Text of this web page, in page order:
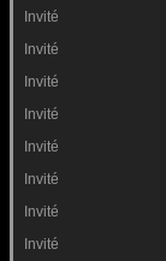
Invité
Invité
Invité
Invité
Invité
Invité
Invité
Invité